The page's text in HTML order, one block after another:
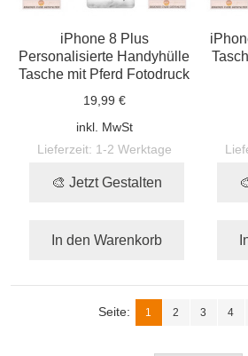
iPhone 8 Plus
Personalisierte Handyhülle
Tasche mit Pferd Fotodruck
19,99 €
inkl. MwSt
Lieferzeit: 1-2 Werktage
🎨 Jetzt Gestalten
In den Warenkorb
Seite: 1 2 3 4